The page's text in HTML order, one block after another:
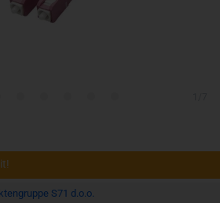
S71 d.o.o.